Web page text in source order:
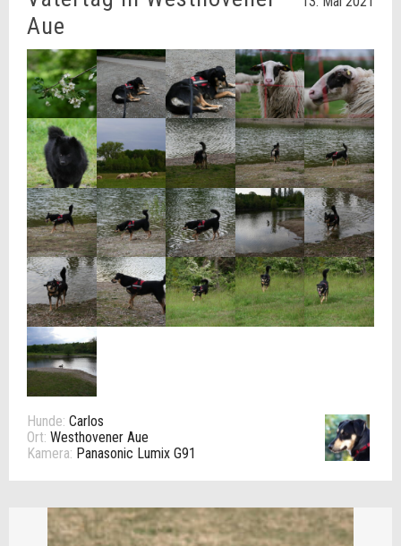
Aue
Hunde: Carlos
Ort: Westhovener Aue
Kamera: Panasonic Lumix G91